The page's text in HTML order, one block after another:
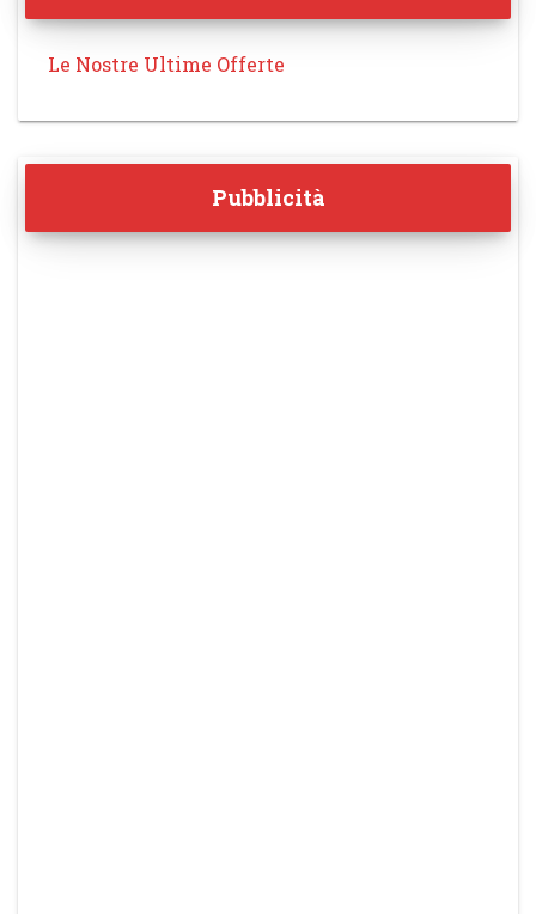
Le Nostre Ultime Offerte
Pubblicità